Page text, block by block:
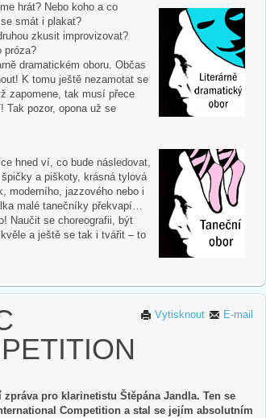
hrát? Nebo koho a co
smát i plakat?
zkusit improvizovat?
próza?
dramatickém oboru. Občas
K tomu ještě nezamotat se
zapomene, tak musí přece
Tak pozor, opona už se
hned ví, co bude následovat,
a piškoty, krásná tylová
moderního, jazzového nebo i
malé tanečníky překvapí…
Naučit se choreografii, být
a ještě se tak i tvářit – to
E-mail
Vytisknout
pro klarinetistu Štěpána Jandla. Ten se
Competition a stal se jejím absolutním